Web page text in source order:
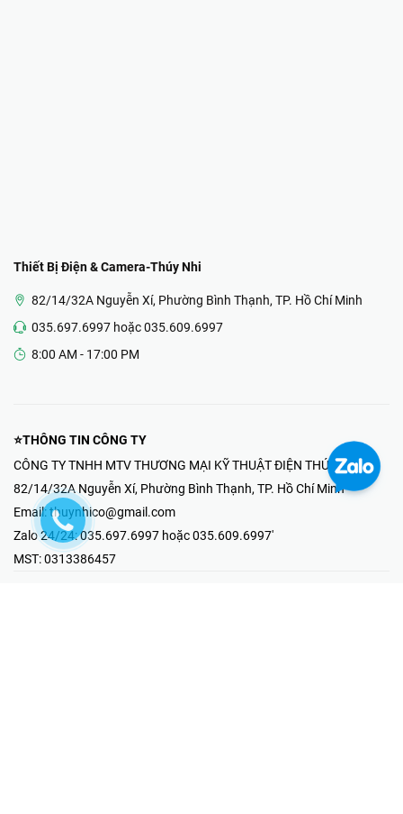
Thiết Bị Điện & Camera-Thúy Nhi
82/14/32A Nguyễn Xí, Phường Bình Thạnh, TP. Hồ Chí Minh
035.697.6997 hoặc 035.609.6997
8:00 AM - 17:00 PM
⭐THÔNG TIN CÔNG TY
CÔNG TY TNHH MTV THƯƠNG MẠI KỸ THUẬT ĐIỆN THÚY NHI
82/14/32A Nguyễn Xí, Phường Bình Thạnh, TP. Hồ Chí Minh
Email: thuynhico@gmail.com
Zalo 24/24:035.697.6997 hoặc 035.609.6997'
MST:0313386457